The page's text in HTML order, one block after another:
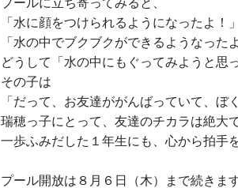
プールに立ち寄ってみると、
「水に顔をつけられるようになったよ！」
「水の中でブクブクができるようなった
どうして「水の中にもぐってみようと思
その子は
「だって、お友達ががんばっていて、ぼ
瑞穂っ子にとって、友達のチカラは絶大
一歩ふみだした１年生にも、心から拍手
プール開放は８月６日（木）まで続きます